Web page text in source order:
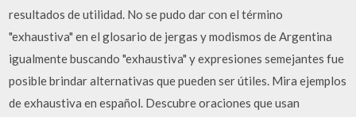
resultados de utilidad. No se pudo dar con el término
"exhaustiva" en el glosario de jergas y modismos de Argentina
igualmente buscando "exhaustiva" y expresiones semejantes fue
posible brindar alternativas que pueden ser útiles. Mira ejemplos
de exhaustiva en español. Descubre oraciones que usan